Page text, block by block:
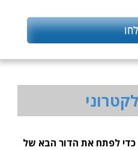
כדי לפתח את הדור הבא של